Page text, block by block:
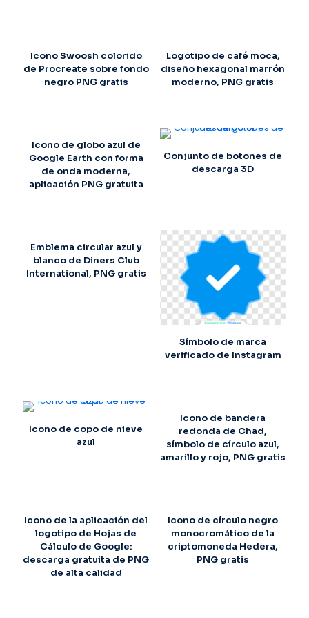
Icono Swoosh colorido
de Procreate sobre fondo
negro PNG gratis
Logotipo de café moca,
diseño hexagonal marrón
moderno, PNG gratis
Icono de globo azul de
Google Earth con forma
de onda moderna,
aplicación PNG gratuita
Conjunto de botones de
descarga 3D
Emblema circular azul y
blanco de Diners Club
International, PNG gratis
Símbolo de marca
verificado de Instagram
Icono de copo de nieve
azul
Icono de bandera
redonda de Chad,
símbolo de círculo azul,
amarillo y rojo, PNG gratis
Icono de la aplicación del
logotipo de Hojas de
Cálculo de Google:
descarga gratuita de PNG
de alta calidad
Icono de círculo negro
monocromático de la
criptomoneda Hedera,
PNG gratis